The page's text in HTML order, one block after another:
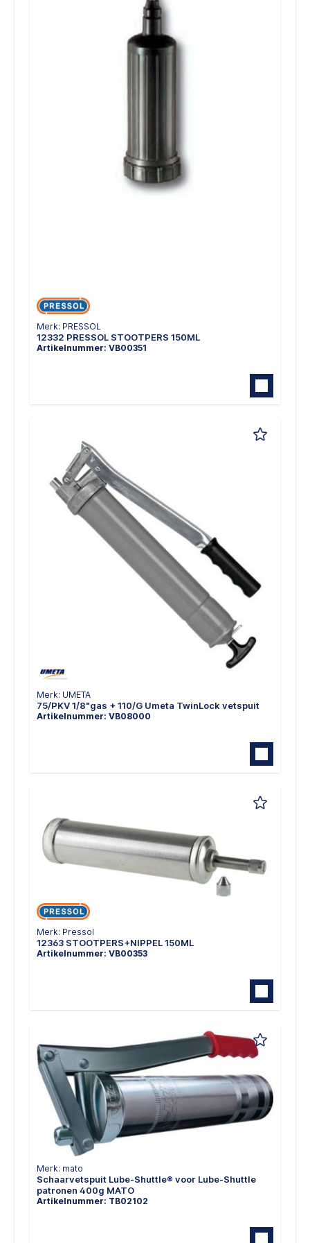
Merk: PRESSOL
12332 PRESSOL STOOTPERS 150ML
Artikelnummer: VB00351
Merk: UMETA
75/PKV 1/8"gas + 110/G Umeta TwinLock vetspuit
Artikelnummer: VB08000
Merk: Pressol
12363 STOOTPERS+NIPPEL 150ML
Artikelnummer: VB00353
Merk: mato
Schaarvetspuit Lube-Shuttle® voor Lube-Shuttle
patronen 400g MATO
Artikelnummer: TB02102